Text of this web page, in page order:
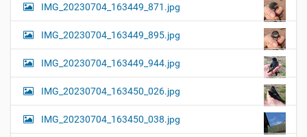
IMG_20230704_163449_871.jpg
IMG_20230704_163449_895.jpg
IMG_20230704_163449_944.jpg
IMG_20230704_163450_026.jpg
IMG_20230704_163450_038.jpg